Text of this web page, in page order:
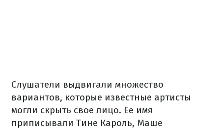
Слушатели выдвигали множество
вариантов, которые известные артисты
могли скрыть свое лицо. Ее имя
приписывали Тине Кароль, Маше